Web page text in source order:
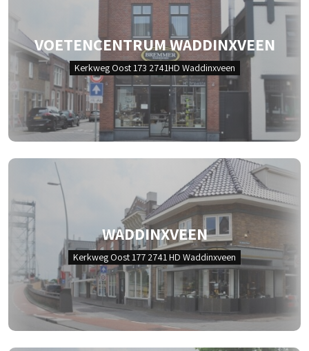
VOETENCENTRUM WADDINXVEEN
Kerkweg Oost 173 2741HD Waddinxveen
WADDINXVEEN
Kerkweg Oost 177 2741 HD Waddinxveen